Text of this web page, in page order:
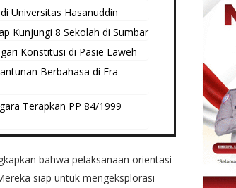
Universitas Hasanuddin
Kunjungi 8 Sekolah di Sumbar
Konstitusi di Pasie Laweh
Berbahasa di Era
Terapkan PP 84/1999
bahwa pelaksanaan orientasi
siap untuk mengeksplorasi